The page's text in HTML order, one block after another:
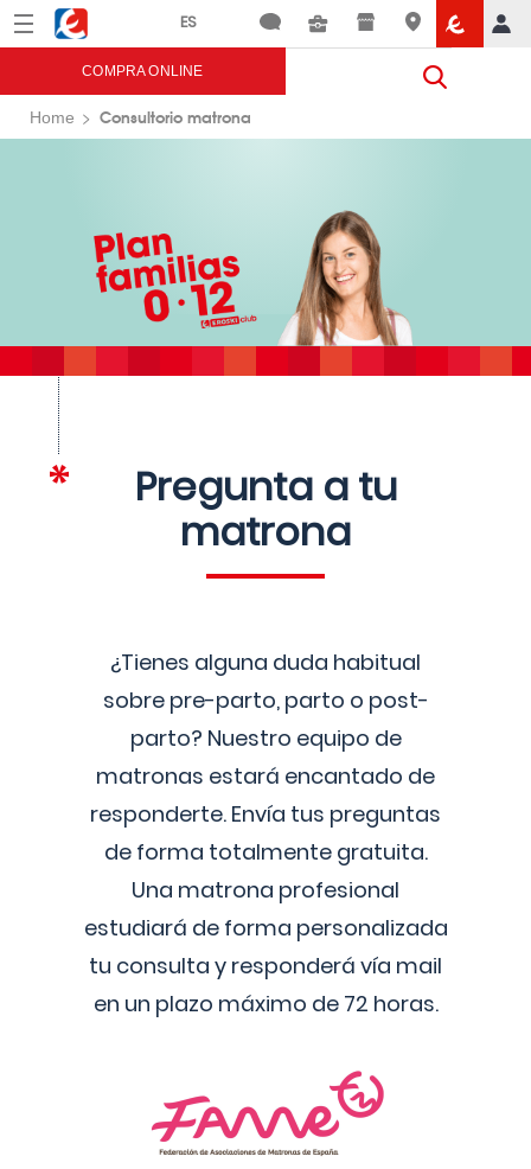
Menú Eroski
COMPRA ONLINE
Home Consultorio matrona
Pregunta a tu
matrona
¿Tienes alguna duda habitual
sobre pre-parto, parto o post-
parto? Nuestro equipo de
matronas estará encantado de
responderte. Envía tus preguntas
de forma totalmente gratuita.
Una matrona profesional
estudiará de forma personalizada
tu consulta y responderá vía mail
en un plazo máximo de 72 horas.